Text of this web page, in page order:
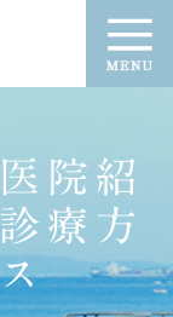
院紹
療方